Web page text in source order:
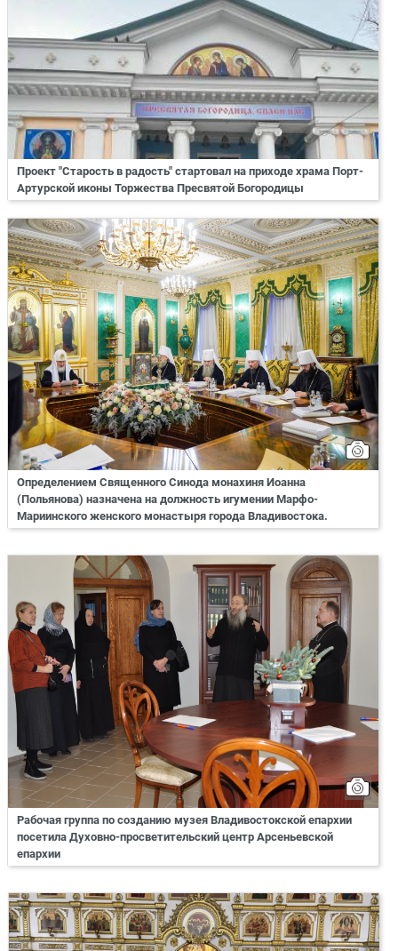
Проект "Старость в радость" стартовал на приходе храма Порт-
Артурской иконы Торжества Пресвятой Богородицы
Определением Священного Синода монахиня Иоанна
(Польянова) назначена на должность игумении Марфо-
Мариинского женского монастыря города Владивостока.
Рабочая группа по созданию музея Владивостокской епархии
посетила Духовно-просветительский центр Арсеньевской
епархии